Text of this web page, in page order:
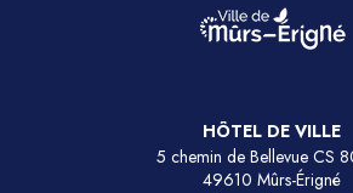
HÔTEL DE VILLE
5 chemin de Bellevue CS
49610 Mûrs-Érigné